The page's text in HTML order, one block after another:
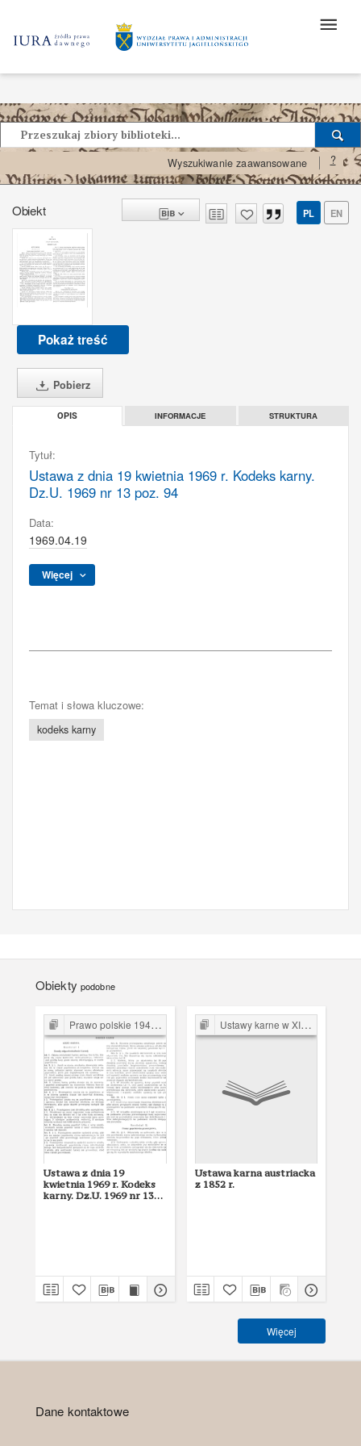
Wyszukiwanie zaawansowane ?
Obiekt PL EN
Pokaż treść
Pobierz
OPIS INFORMACJE STRUKTURA
Tytuł:
Ustawa z dnia 19 kwietnia 1969 r. Kodeks karny.
Dz.U. 1969 nr 13 poz. 94
Data:
1969.04.19
Więcej
Temat i słowa kluczowe:
kodeks karny
Obiekty podobne
Prawo polskie 1944-1989
Ustawa z dnia 19
kwietnia 1969 r. Kodeks
karny. Dz.U. 1969 nr 13
Ustawy karne w XIX i XX w.
Ustawa karna austriacka
z 1852 r.
Więcej
Dane kontaktowe